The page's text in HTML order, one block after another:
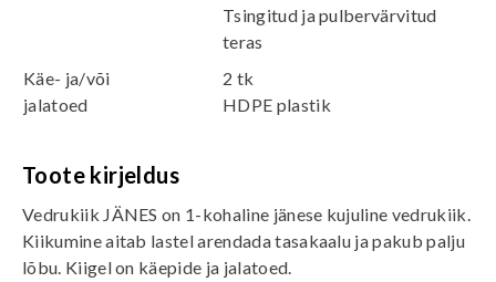
Tsingitud ja pulbervärvitud
teras
Käe- ja/või
jalatoed
2 tk
HDPE plastik
Toote kirjeldus
Vedrukiik JÄNES on 1-kohaline jänese kujuline vedrukiik.
Kiikumine aitab lastel arendada tasakaalu ja pakub palju
lõbu. Kiigel on käepide ja jalatoed.